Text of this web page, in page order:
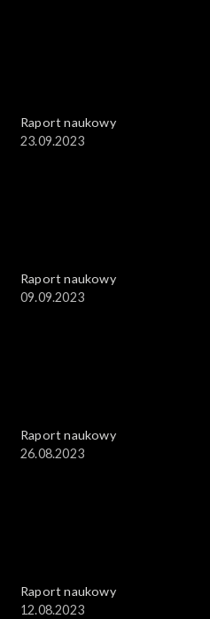
Raport naukowy
23.09.2023
Raport naukowy
09.09.2023
Raport naukowy
26.08.2023
Raport naukowy
12.08.2023